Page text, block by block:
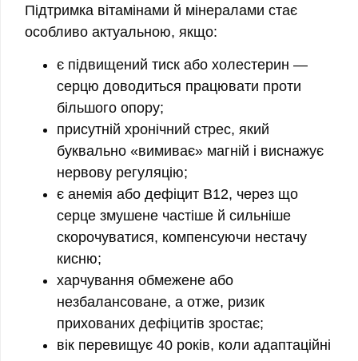
Підтримка вітамінами й мінералами стає
особливо актуальною, якщо:
є підвищений тиск або холестерин —
серцю доводиться працювати проти
більшого опору;
присутній хронічний стрес, який
буквально «вимиває» магній і виснажує
нервову регуляцію;
є анемія або дефіцит B12, через що
серце змушене частіше й сильніше
скорочуватися, компенсуючи нестачу
кисню;
харчування обмежене або
незбалансоване, а отже, ризик
прихованих дефіцитів зростає;
вік перевищує 40 років, коли адаптаційні